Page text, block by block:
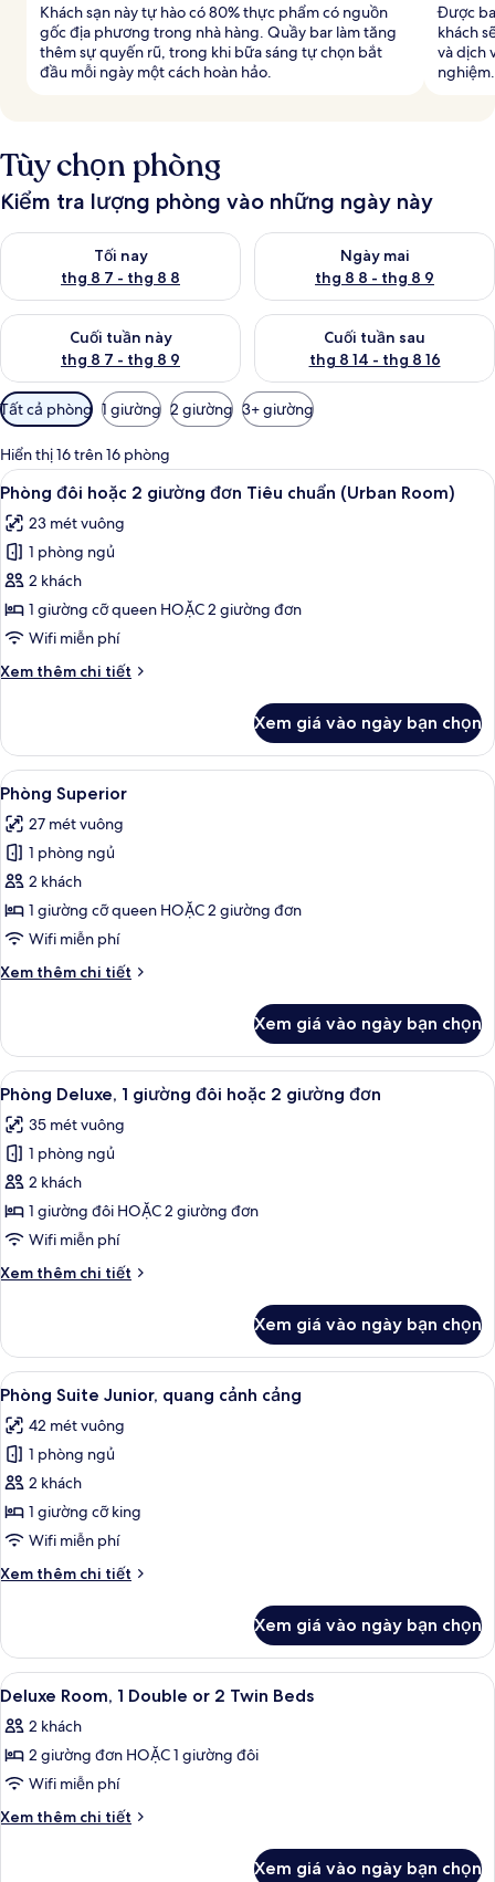
Khách sạn này tự hào có 80% thực phẩm có nguồn
gốc địa phương trong nhà hàng. Quầy bar làm tăng
thêm sự quyến rũ, trong khi bữa sáng tự chọn bắt
đầu mỗi ngày một cách hoàn hảo.
Được
khách
và dịch
nghiệm.
Tùy chọn phòng
Kiểm tra lượng phòng vào những ngày này
Tối nay
thg 8 7 - thg 8 8
Kiểm tra lượng phòng tối nay từ thg 8 7 - thg 8 8
Ngày mai
thg 8 8 - thg 8 9
Kiểm tra lượng phòng ngày
Cuối tuần này
thg 8 7 - thg 8 9
Kiểm tra lượng phòng cuối tuần này từ thg 8 7 - thg 8 9
Cuối tuần sau
thg 8 14 - thg 8 16
Kiểm tra lượng phòng cuối
Bộ
lọc
có
thể
dùng
để
lọc
tìm
phòng
Tất cả phòng 1 giường 2 giường 3+ giường
Hiển thị 16 trên 16 phòng
Xem
tất
cả
ảnh
Phòng
đôi
hoặc
giường
chuẩn
(Urban
Room)
Chăn bông, minibar, két bảo mật tại
4
Phòng đôi hoặc 2 giường đơn Tiêu chuẩn (Urban Room)
23 mét vuông
1 phòng ngủ
2 khách
1 giường cỡ queen HOẶC 2 giường đơn
Wifi miễn phí
Xem thêm chi tiết
Chi
Phòng
đôi
hoặc
giường
đơn
chuẩn
(Urban
Room)
Xem giá vào ngày bạn chọn
Xem
tất
cả
ảnh
Phòng
Superior
Chăn bông, minibar, két bảo mật tại
6
Phòng Superior
27 mét vuông
1 phòng ngủ
2 khách
1 giường cỡ queen HOẶC 2 giường đơn
Wifi miễn phí
Xem thêm chi tiết
Chi
Phòng
Superior
Xem giá vào ngày bạn chọn
Xem
tất
cả
ảnh
Phòng
Deluxe,
1
đôi
giường
đơn
Chăn bông, minibar, két bảo mật tại
5
Phòng Deluxe, 1 giường đôi hoặc 2 giường đơn
35 mét vuông
1 phòng ngủ
2 khách
1 giường đôi HOẶC 2 giường đơn
Wifi miễn phí
Xem thêm chi tiết
Chi
Phòng
Deluxe,
1
giường
đôi
hoặc
giường
đơn
Xem giá vào ngày bạn chọn
Xem
tất
cả
ảnh
Phòng
Suite
Junior,
cảnh
Chăn bông, minibar, két bảo mật tại
5
Phòng Suite Junior, quang cảnh cảng
42 mét vuông
1 phòng ngủ
2 khách
1 giường cỡ king
Wifi miễn phí
Xem thêm chi tiết
Chi
Phòng
Suite
Junior,
cảnh
cảng
Xem giá vào ngày bạn chọn
Xem
tất
cả
ảnh
Deluxe
Room,
Chăn bông, minibar, két bảo mật tại
5
Deluxe Room, 1 Double or 2 Twin Beds
2 khách
2 giường đơn HOẶC 1 giường đôi
Wifi miễn phí
Xem thêm chi tiết
Chi
Xem giá vào ngày bạn chọn